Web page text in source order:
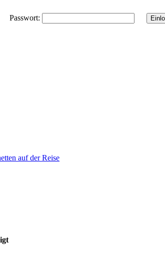
Passwort:
auf der Reise